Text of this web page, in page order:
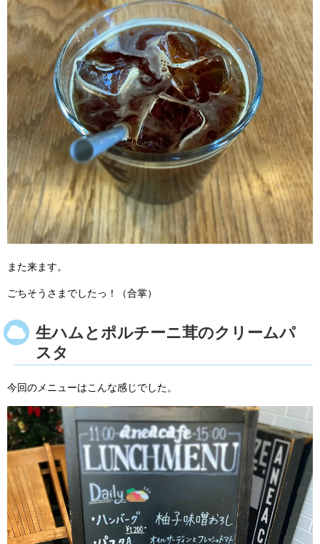
また来ます。
ごちそうさまでしたっ！（合掌）
生ハムとポルチーニ茸のクリームパ
スタ
今回のメニューはこんな感じでした。